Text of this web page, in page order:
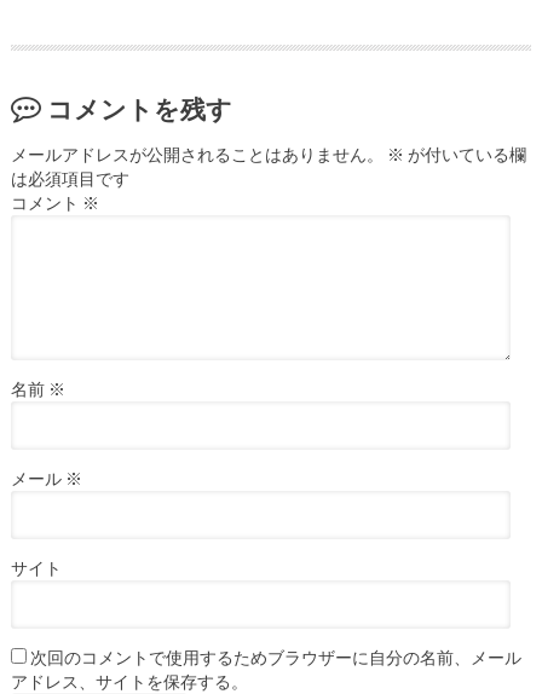
コメントを残す
メールアドレスが公開されることはありません。 ※ が付いている欄
は必須項目です
コメント ※
名前 ※
メール ※
サイト
次回のコメントで使用するためブラウザーに自分の名前、メール
アドレス、サイトを保存する。